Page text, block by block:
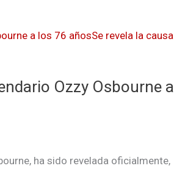
Ozzy Osbourne a
ha sido revelada oficialmente,